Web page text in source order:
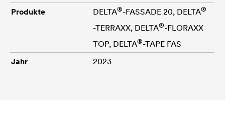
Produkte
DELTA®-FASSADE 20, DELTA®
-TERRAXX, DELTA®-FLORAXX
TOP, DELTA®-TAPE FAS
Jahr
2023